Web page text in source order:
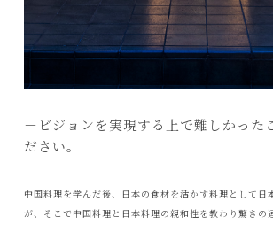
－ビジョンを実現する上で難しかった
ださい。
中国料理を学んだ後、日本の食材を活かす料理として日
が、そこで中国料理と日本料理の親和性を教わり驚きの